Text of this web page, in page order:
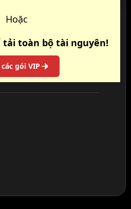
Hoặc
tải toàn bộ tài nguyên!
gói VIP